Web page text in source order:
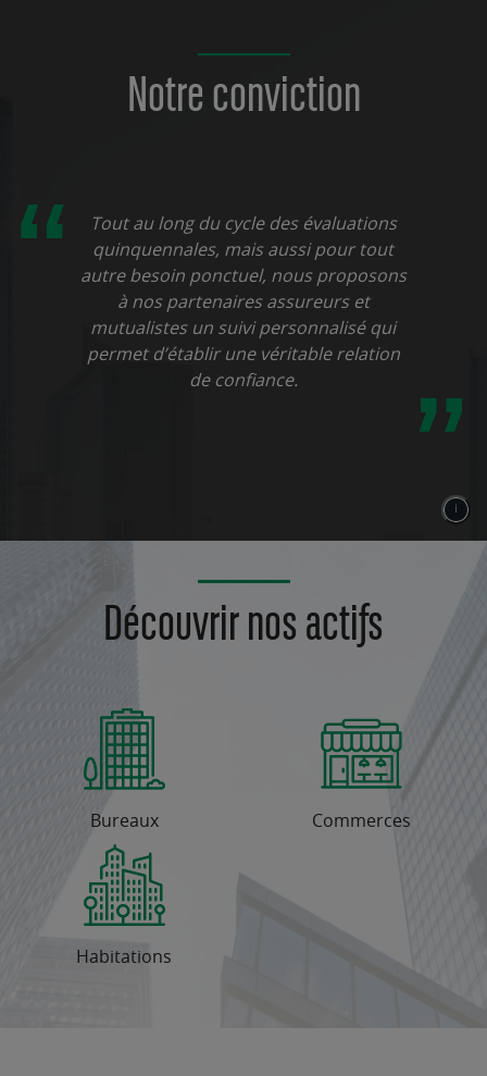
Notre conviction
“
Tout au long du cycle des évaluations
quinquennales, mais aussi pour tout
autre besoin ponctuel, nous proposons
à nos partenaires assureurs et
mutualistes un suivi personnalisé qui
permet d’établir une véritable relation
de confiance.
”
Découvrir nos actifs
Bureaux Commerces
Habitations